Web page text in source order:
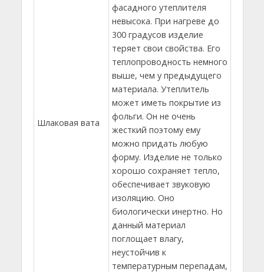
Шлаковая вата
фасадного утеплителя
невысока. При нагреве до
300 градусов изделие
теряет свои свойства. Его
теплопроводность немного
выше, чем у предыдущего
материала. Утеплитель
может иметь покрытие из
фольги. Он не очень
жесткий поэтому ему
можно придать любую
форму. Изделие не только
хорошо сохраняет тепло,
обеспечивает звуковую
изоляцию. Оно
биологически инертно. Но
данный материал
поглощает влагу,
неустойчив к
температурным перепадам,